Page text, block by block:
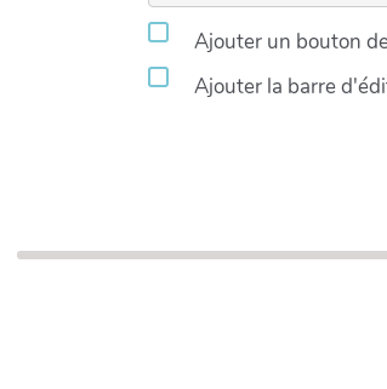
Ajouter un bouton
Ajouter la barre